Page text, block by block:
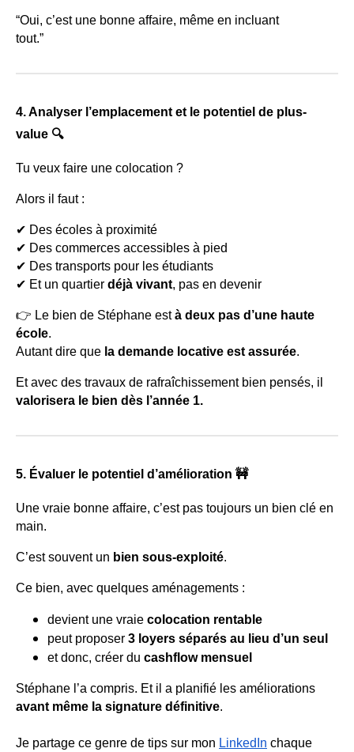
“Oui, c’est une bonne affaire, même en incluant
tout.”
4. Analyser l’emplacement et le potentiel de plus-
value 🔍
Tu veux faire une colocation ?
Alors il faut :
✔ Des écoles à proximité
✔ Des commerces accessibles à pied
✔ Des transports pour les étudiants
✔ Et un quartier déjà vivant, pas en devenir
👉 Le bien de Stéphane està deux pas d’une haute
école.
Autant dire que la demande locative est assurée.
Et avec des travaux de rafraîchissement bien pensés, il
valorisera le bien dès l’année 1.
5. Évaluer le potentiel d’amélioration 🚧
Une vraie bonne affaire, c’est pas toujours un bien clé en
main.
C’est souvent un bien sous-exploité.
Ce bien, avec quelques aménagements :
devient une vraie colocation rentable
peut proposer 3 loyers séparés au lieu d’un seul
et donc, créer du cashflow mensuel
Stéphane l’a compris. Et il a planifié les améliorations
avant même la signature définitive.
Je partage ce genre de tips sur mon LinkedIn chaque